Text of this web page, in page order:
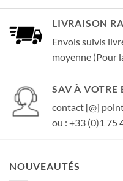
LIVRAISON
Envois suivis
moyenne (Pour
SAV À VOTRE
contact [@]
ou : +33 (0)1 75
NOUVEAUTÉS